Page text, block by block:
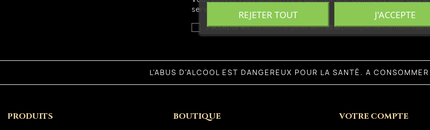
service client.
J'accepte lesconditions généraleset lapolitique de
L'ABUS D'ALCOOL EST DANGEREUX POUR LA SANTÉ. A
PRODUITS BOUTIQUE VOTRE COMPTE
REJETER TOUT J'ACCEPTE